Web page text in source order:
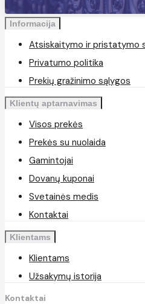
Informacija
Atsiskaitymo ir pristatymo
Privatumo politika
Prekių gražinimo sąlygos
Klientų aptarnavimas
Visos prekės
Prekės su nuolaida
Gamintojai
Dovanų kuponai
Svetainės medis
Kontaktai
Klientams
Klientams
Užsakymų istorija
Kontaktai